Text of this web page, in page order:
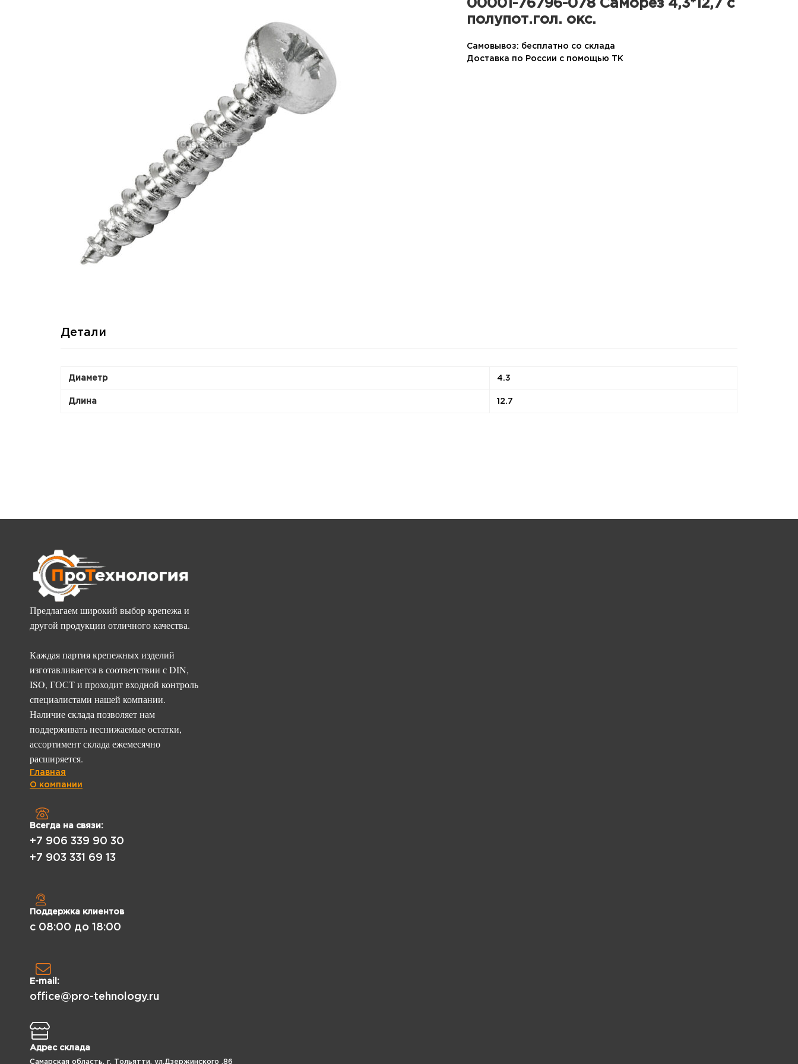
00001-76796-078 Саморез 4,3*12,7 с
полупот.гол. окс.
Самовывоз: бесплатно со склада
Доставка по России с помощью ТК
Детали
Диаметр 4.3
Длина 12.7
Предлагаем широкий выбор крепежа и
другой продукции отличного качества.
Каждая партия крепежных изделий
изготавливается в соответствии с DIN,
ISO, ГОСТ и проходит входной контроль
специалистами нашей компании.
Наличие склада позволяет нам
поддерживать неснижаемые остатки,
ассортимент склада ежемесячно
расширяется.
Главная
О компании
Всегда на связи:
+7 906 339 90 30
+7 903 331 69 13
Поддержка клиентов
с 08:00 до 18:00
E-mail:
office@pro-tehnology.ru
Адрес склада
Самарская область, г. Тольятти, ул.Дзержинского ,86